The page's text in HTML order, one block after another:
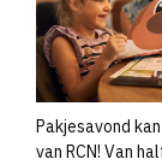
Pakjesavond
van RCN! Van